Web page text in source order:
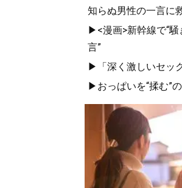
知らぬ男性の一言に
▶<漫画>新幹線で“騒
言”
▶「深く激しいセッ
▶おっぱいを“揉む”